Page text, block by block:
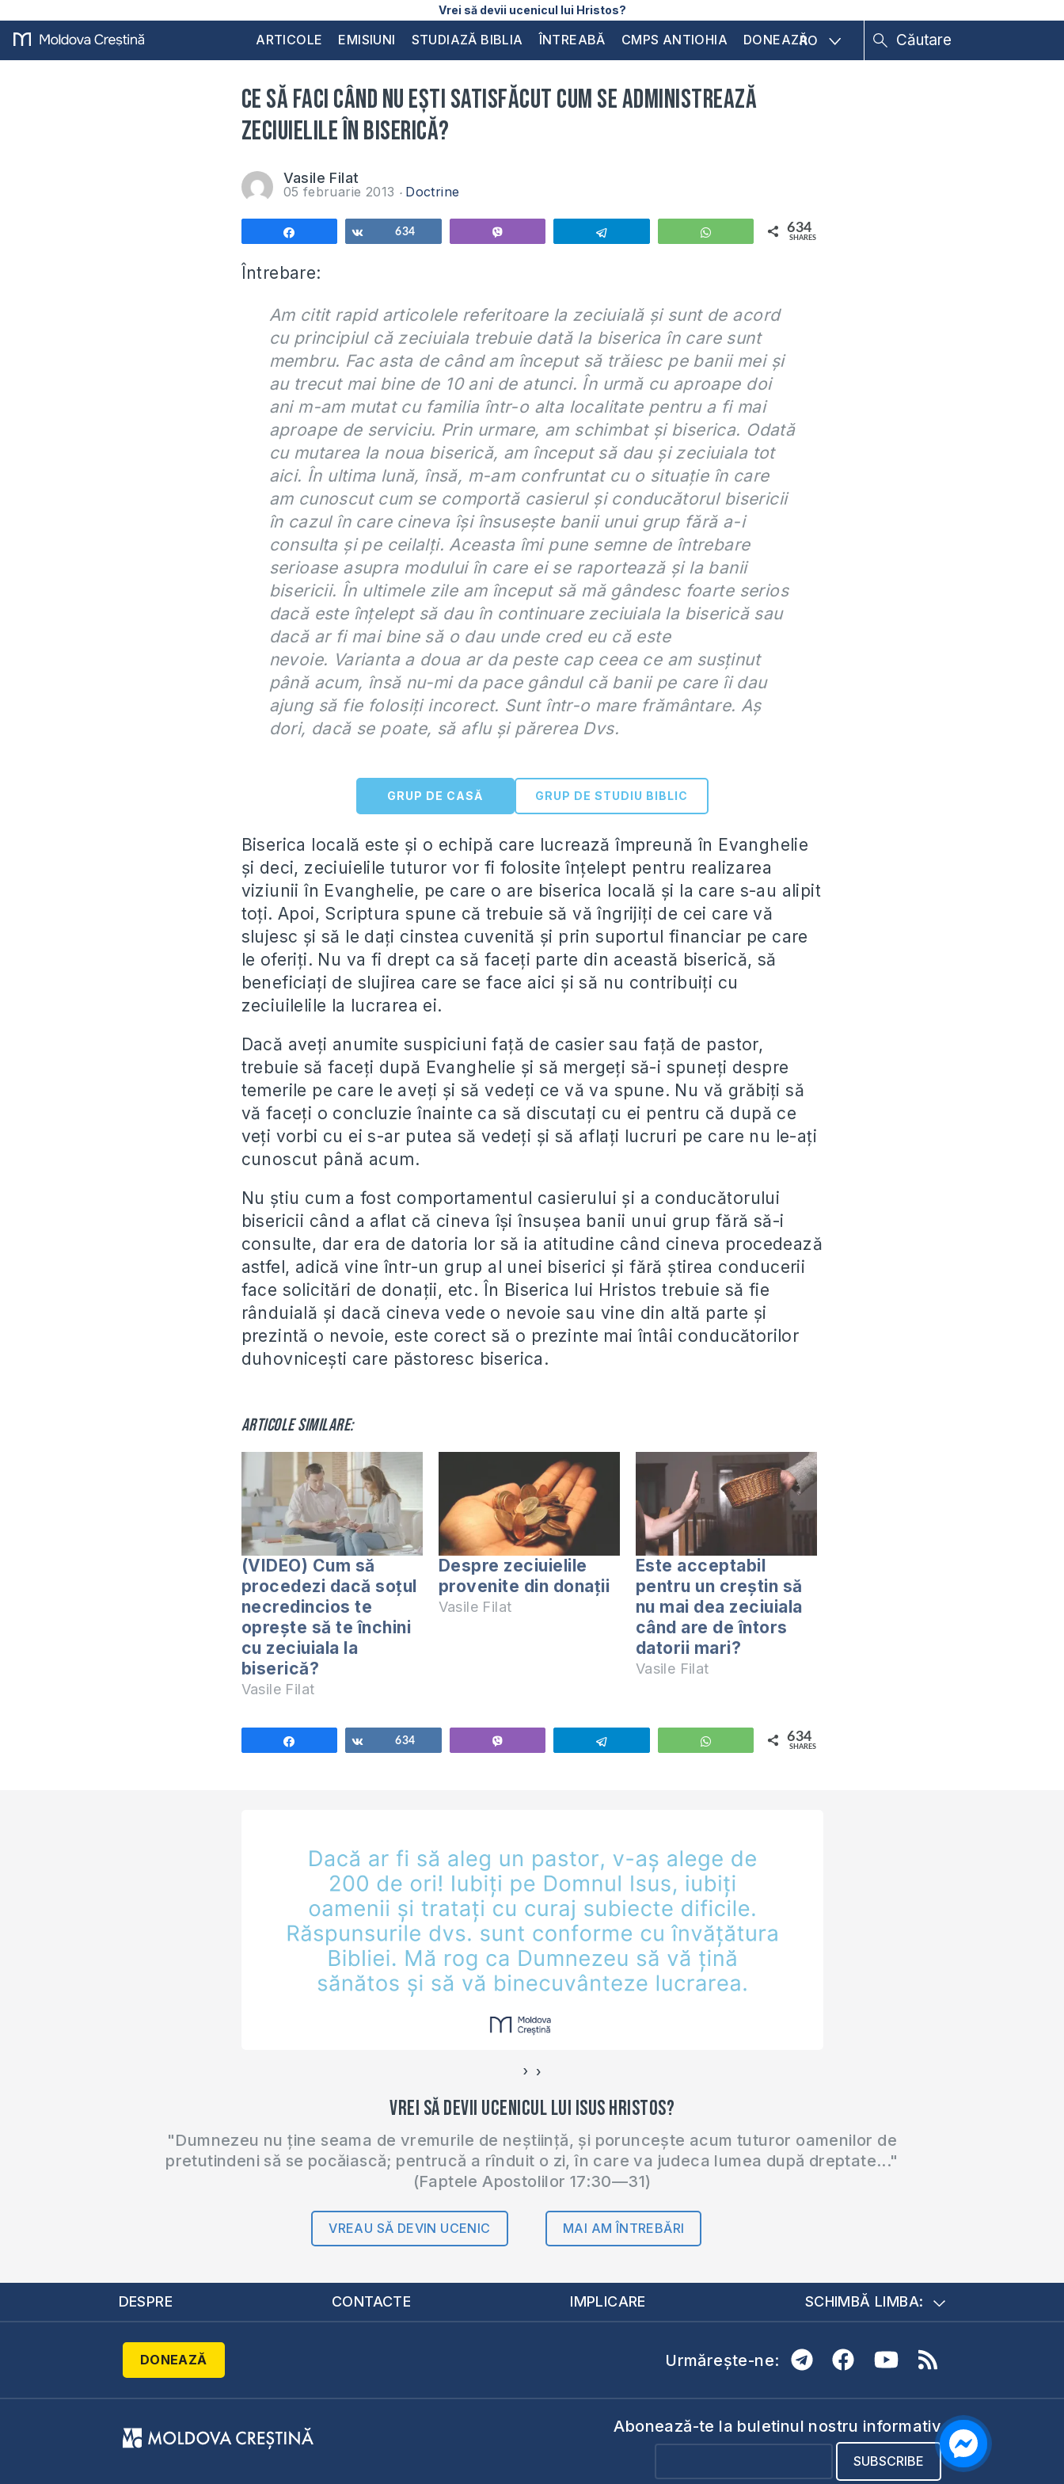
Vrei să devii ucenicul lui Hristos?
ARTICOLE EMISIUNI STUDIAZĂ BIBLIA ÎNTREABĂ CMPS ANTIOHIA DONEAZĂRO
Ce să faci când nu ești satisfăcut cum se administrează
zeciuielile în Biserică?
Vasile Filat
05 februarie 2013 Doctrine
Share634 WhatsApp 634
SHARES
Întrebare:
Am citit rapid articolele referitoare la zeciuială și sunt de acord
cu principiul că zeciuiala trebuie dată la biserica în care sunt
membru. Fac asta de când am început să trăiesc pe banii mei și
au trecut mai bine de 10 ani de atunci. În urmă cu aproape doi
ani m-am mutat cu familia într-o alta localitate pentru a fi mai
aproape de serviciu. Prin urmare, am schimbat și biserica. Odată
cu mutarea la noua biserică, am început să dau și zeciuiala tot
aici. În ultima lună, însă, m-am confruntat cu o situație în care
am cunoscut cum se comportă casierul și conducătorul bisericii
în cazul în care cineva își însusește banii unui grup fără a-i
consulta și pe ceilalți. Aceasta îmi pune semne de întrebare
serioase asupra modului în care ei se raportează și la banii
bisericii. În ultimele zile am început să mă gândesc foarte serios
dacă este înțelept să dau în continuare zeciuiala la biserică sau
dacă ar fi mai bine să o dau unde cred eu că este
nevoie. Varianta a doua ar da peste cap ceea ce am susținut
până acum, însă nu-mi da pace gândul că banii pe care îi dau
ajung să fie folosiți incorect. Sunt într-o mare frământare. Aș
dori, dacă se poate, să aflu și părerea Dvs.
GRUP DE CASĂ GRUP DE STUDIU BIBLIC
Biserica locală este și o echipă care lucrează împreună în Evanghelie
și deci, zeciuielile tuturor vor fi folosite înțelept pentru realizarea
viziunii în Evanghelie, pe care o are biserica locală și la care s-au alipit
toți. Apoi, Scriptura spune că trebuie să vă îngrijiți de cei care vă
slujesc și să le dați cinstea cuvenită și prin suportul financiar pe care
le oferiți. Nu va fi drept ca să faceți parte din această biserică, să
beneficiați de slujirea care se face aici și să nu contribuiți cu
zeciuilelile la lucrarea ei.
Dacă aveți anumite suspiciuni față de casier sau față de pastor,
trebuie să faceți după Evanghelie și să mergeți să-i spuneți despre
temerile pe care le aveți și să vedeți ce vă va spune. Nu vă grăbiți să
vă faceți o concluzie înainte ca să discutați cu ei pentru că după ce
veți vorbi cu ei s-ar putea să vedeți și să aflați lucruri pe care nu le-ați
cunoscut până acum.
Nu știu cum a fost comportamentul casierului și a conducătorului
bisericii când a aflat că cineva își însușea banii unui grup fără să-i
consulte, dar era de datoria lor să ia atitudine când cineva procedează
astfel, adică vine într-un grup al unei biserici și fără știrea conducerii
face solicitări de donații, etc. În Biserica lui Hristos trebuie să fie
rânduială și dacă cineva vede o nevoie sau vine din altă parte și
prezintă o nevoie, este corect să o prezinte mai întâi conducătorilor
duhovnicești care păstoresc biserica.
Articole similare:
(VIDEO) Cum să
procedezi dacă soțul
necredincios te
oprește să te închini
cu zeciuiala la
biserică?
Vasile Filat
Despre zeciuielile
provenite din donații
Vasile Filat
Este acceptabil
pentru un creștin să
nu mai dea zeciuiala
când are de întors
datorii mari?
Vasile Filat
Share634 WhatsApp 634
SHARES
‹ ›
Vrei să devii ucenicul lui Isus Hristos?
"Dumnezeu nu ține seama de vremurile de neștiință, și poruncește acum tuturor oamenilor de
pretutindeni să se pocăiască; pentrucă a rînduit o zi, în care va judeca lumea după dreptate..."
(Faptele Apostolilor 17:30—31)
VREAU SĂ DEVIN UCENIC MAI AM ÎNTREBĂRI
DESPRE CONTACTE IMPLICARE SCHIMBĂ LIMBA:
DONEAZĂ Urmărește-ne:
Abonează-te la buletinul nostru informativ